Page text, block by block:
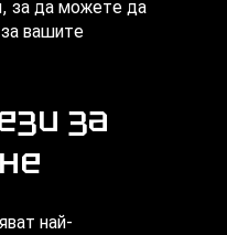
за да можете да
вашите
за
най-